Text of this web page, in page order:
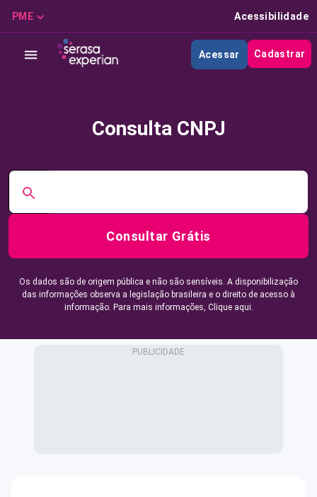
PME Acessibilidade
Acessar Cadastrar
Consulta CNPJ
Consultar Grátis
Os dados são de origem pública e não são sensíveis. A disponibilização
das informações observa a legislação brasileira e o direito de acesso à
informação. Para mais informações, Clique aqui.